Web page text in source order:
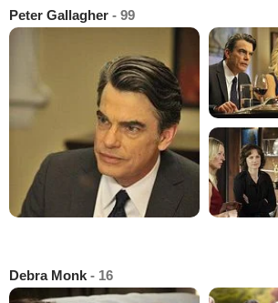
Peter Gallagher - 99
Debra Monk - 16